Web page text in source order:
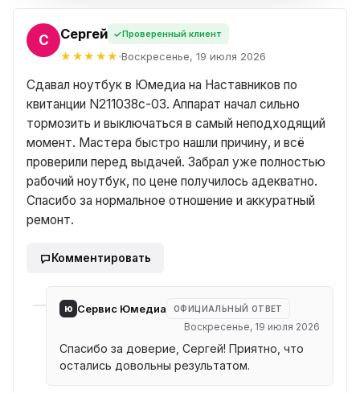
Сергей Проверенный клиент
Воскресенье, 19 июля 2026
Сдавал ноутбук в Юмедиа на Наставников по
квитанции N211038c-03. Аппарат начал сильно
тормозить и выключаться в самый неподходящий
момент. Мастера быстро нашли причину, и всё
проверили перед выдачей. Забрал уже полностью
рабочий ноутбук, по цене получилось адекватно.
Спасибо за нормальное отношение и аккуратный
ремонт.
Комментировать
ю Сервис Юмедиа ОФИЦИАЛЬНЫЙ ОТВЕТ
Воскресенье, 19 июля 2026
Спасибо за доверие, Сергей! Приятно, что
остались довольны результатом.